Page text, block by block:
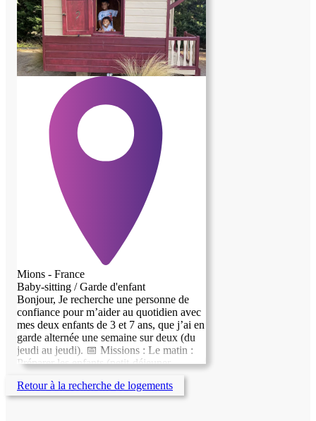
vivons proche de la frontière suisse., pays
dans lequel nous travaillons.
Mions - France
Baby-sitting / Garde d'enfant
Bonjour, Je recherche une personne de
confiance pour m’aider au quotidien avec
mes deux enfants de 3 et 7 ans, que j’ai en
garde alternée une semaine sur deux (du
jeudi au jeudi). 📅 Missions : Le matin :
Préparer les enfants (petit-déjeuner,
habillage) Les accompagner à l’école et à
la crèche L’après‑midi : Récupérer les
enfants à 16h30 et 17h Le mercredi :
Retour à la recherche de logements